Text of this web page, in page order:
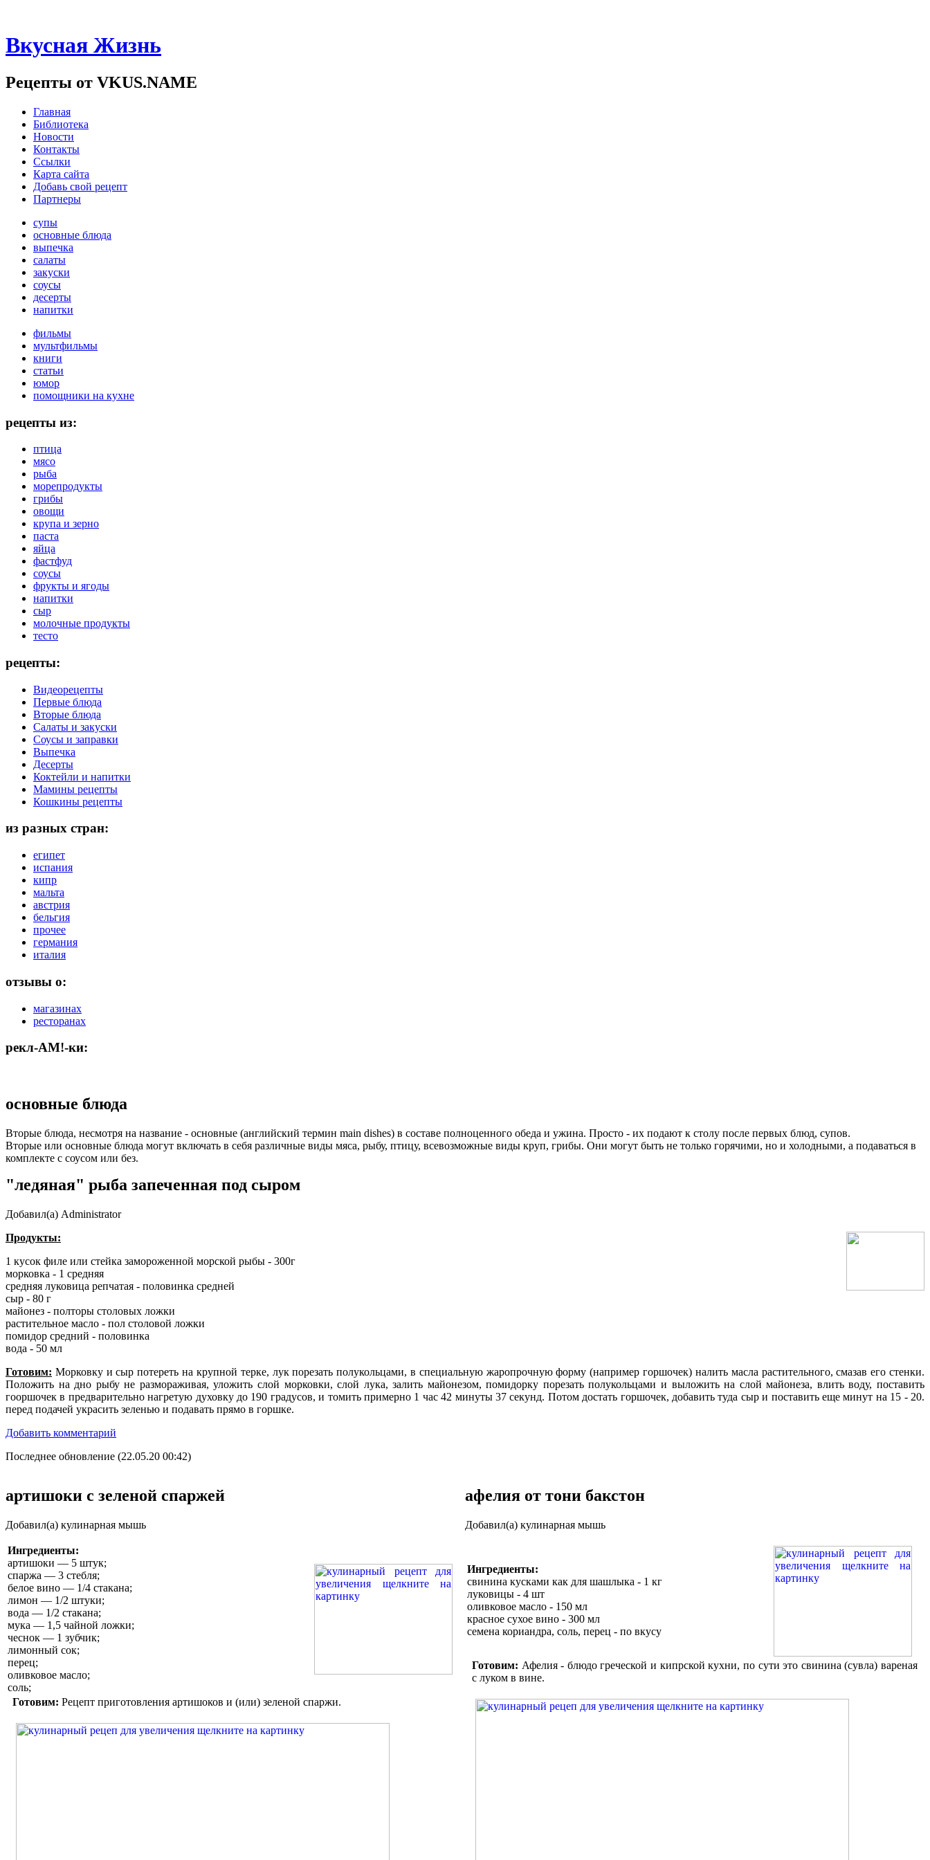
Вкусная Жизнь
Рецепты от VKUS.NAME
Главная
Библиотека
Новости
Контакты
Ссылки
Карта сайта
Добавь свой рецепт
Партнеры
супы
основные блюда
выпечка
салаты
закуски
соусы
десерты
напитки
фильмы
мультфильмы
книги
статьи
юмор
помощники на кухне
рецепты из:
птица
мясо
рыба
морепродукты
грибы
овощи
крупа и зерно
паста
яйца
фастфуд
соусы
фрукты и ягоды
напитки
сыр
молочные продукты
тесто
рецепты:
Видеорецепты
Первые блюда
Вторые блюда
Салаты и закуски
Соусы и заправки
Выпечка
Десерты
Коктейли и напитки
Мамины рецепты
Кошкины рецепты
из разных стран:
египет
испания
кипр
мальта
австрия
бельгия
прочее
германия
италия
отзывы о:
магазинах
ресторанах
рекл-АМ!-ки:
основные блюда
Вторые блюда, несмотря на название - основные (английский термин main dishes) в составе полноценного обеда и ужина. Просто - их подают к столу после первых блюд, супов.
Вторые или основные блюда могут включать в себя различные виды мяса, рыбу, птицу, всевозможные виды круп, грибы. Они могут быть не только горячими, но и холодными, а подаваться в
комплекте с соусом или без.
"ледяная" рыба запеченная под сыром
Добавил(а) Administrator
Продукты:
1 кусок филе или стейка замороженной морской рыбы - 300г
морковка - 1 средняя
средняя луковица репчатая - половинка средней
сыр - 80 г
майонез - полторы столовых ложки
растительное масло - пол столовой ложки
помидор средний - половинка
вода - 50 мл
Готовим: Морковку и сыр потереть на крупной терке, лук порезать полукольцами, в специальную жаропрочную форму (например горшочек) налить масла растительного, смазав его стенки.
Положить на дно рыбу не размораживая, уложить слой морковки, слой лука, залить майонезом, помидорку порезать полукольцами и выложить на слой майонеза, влить воду, поставить
гооршочек в предварительно нагретую духовку до 190 градусов, и томить примерно 1 час 42 минуты 37 секунд. Потом достать горшочек, добавить туда сыр и поставить еще минут на 15 - 20.
перед подачей украсить зеленью и подавать прямо в горшке.
Добавить комментарий
Последнее обновление (22.05.20 00:42)
артишоки с зеленой спаржей
Добавил(а) кулинарная мышь
Ингредиенты:
артишоки — 5 штук;
спаржа — 3 стебля;
белое вино — 1/4 стакана;
лимон — 1/2 штуки;
вода — 1/2 стакана;
мука — 1,5 чайной ложки;
чеснок — 1 зубчик;
лимонный сок;
перец;
оливковое масло;
соль;
Готовим: Рецепт приготовления артишоков и (или) зеленой спаржи.
афелия от тони бакстон
Добавил(а) кулинарная мышь
Ингредиенты:
свинина кусками как для шашлыка - 1 кг
луковицы - 4 шт
оливковое масло - 150 мл
красное сухое вино - 300 мл
семена кориандра, соль, перец - по вкусу
Готовим: Афелия - блюдо греческой и кипрской кухни, по сути это свинина (сувла) вареная
с луком в вине.